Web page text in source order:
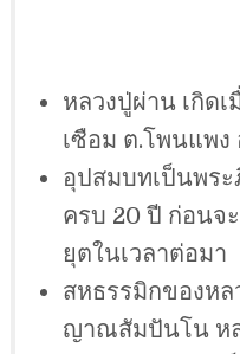
หลวงปู่ผ่าน เกิด
เซือม ต.โพนแพง
อุปสมบทเป็นพร
ครบ 20 ปี ก่อนจ
ยุตในเวลาต่อมา
สหธรรมิกของห
ญาณสัมปันโน หล